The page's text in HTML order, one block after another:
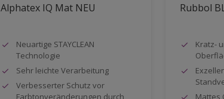
Alphatex IQ Mat NEU
Neuartige STAYCLEAN
Technologie
Sehr leichte Verarbeitung
Verbesserter Schutz vor
Farbtonveränderungen durch
Rubbol
Kratz-
Mattes